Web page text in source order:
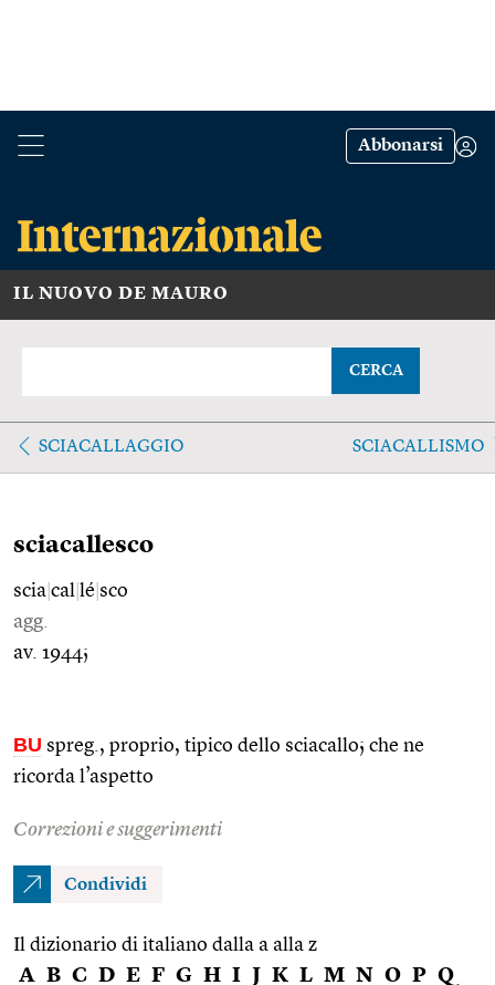
Abbonarsi
IL NUOVO DE MAURO
CERCA
SCIACALLAGGIO SCIACALLISMO
sciacallesco
scia cal lé sco
agg.
av. 1944;
BU spreg., proprio, tipico dello sciacallo; che ne
ricorda l’aspetto
Correzioni e suggerimenti
Condividi
Il dizionario di italiano dalla a alla z
A B C D E F G H I J K L M N O P Q